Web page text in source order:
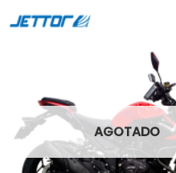
AGOTADO